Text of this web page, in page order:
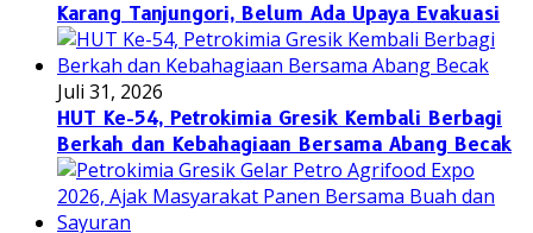
Karang Tanjungori, Belum Ada Upaya Evakuasi
Juli 31, 2026
HUT Ke-54, Petrokimia Gresik Kembali Berbagi
Berkah dan Kebahagiaan Bersama Abang Becak